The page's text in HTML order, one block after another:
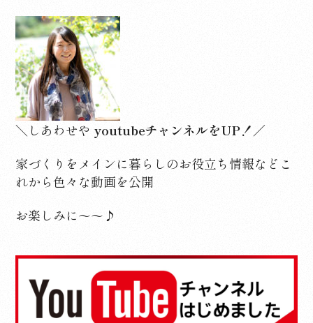
＼しあわせやyoutubeチャンネルをUP！／
家づくりをメインに暮らしのお役立ち情報など こ
れから色々な動画を公開
お楽しみに～～♪